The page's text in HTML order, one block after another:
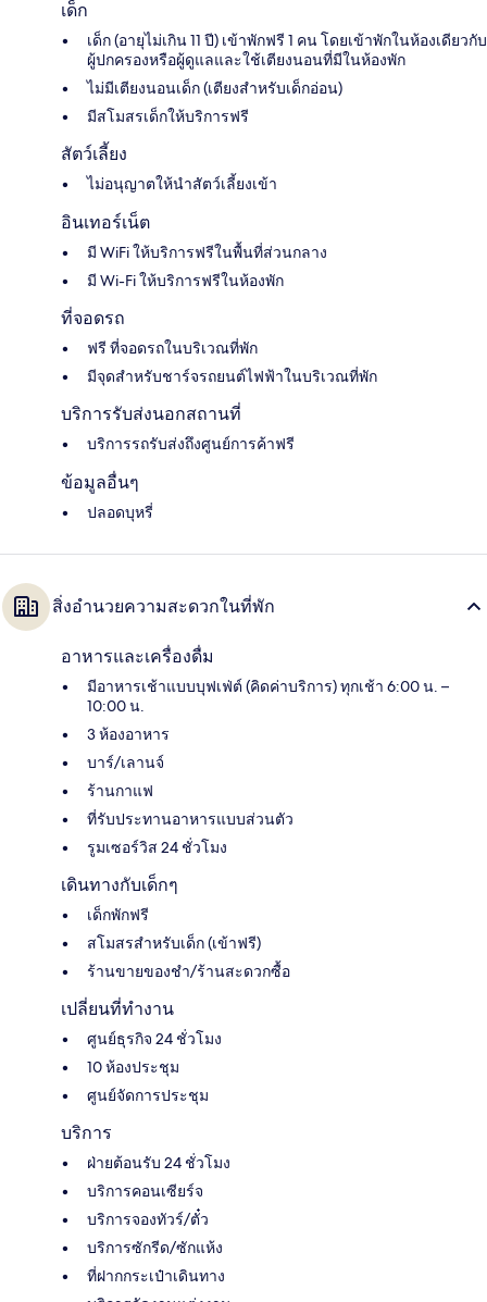
เด็ก
เด็ก (อายุไม่เกิน 11 ปี) เข้าพักฟรี 1 คน โดยเข้าพักในห้องเดียวกับ
ผู้ปกครองหรือผู้ดูแลและใช้เตียงนอนที่มีในห้องพัก
ไม่มีเตียงนอนเด็ก (เตียงสำหรับเด็กอ่อน)
มีสโมสรเด็กให้บริการฟรี
สัตว์เลี้ยง
ไม่อนุญาตให้นำสัตว์เลี้ยงเข้า
อินเทอร์เน็ต
มี WiFi ให้บริการฟรีในพื้นที่ส่วนกลาง
มี Wi-Fi ให้บริการฟรีในห้องพัก
ที่จอดรถ
ฟรี ที่จอดรถในบริเวณที่พัก
มีจุดสำหรับชาร์จรถยนต์ไฟฟ้าในบริเวณที่พัก
บริการรับส่งนอกสถานที่
บริการรถรับส่งถึงศูนย์การค้าฟรี
ข้อมูลอื่นๆ
ปลอดบุหรี่
สิ่งอำนวยความสะดวกในที่พัก
อาหารและเครื่องดื่ม
มีอาหารเช้าแบบบุฟเฟ่ต์ (คิดค่าบริการ) ทุกเช้า 6:00 น. –
10:00 น.
3 ห้องอาหาร
บาร์/เลานจ์
ร้านกาแฟ
ที่รับประทานอาหารแบบส่วนตัว
รูมเซอร์วิส 24 ชั่วโมง
เดินทางกับเด็กๆ
เด็กพักฟรี
สโมสรสำหรับเด็ก (เข้าฟรี)
ร้านขายของชำ/ร้านสะดวกซื้อ
เปลี่ยนที่ทำงาน
ศูนย์ธุรกิจ 24 ชั่วโมง
10 ห้องประชุม
ศูนย์จัดการประชุม
บริการ
ฝ่ายต้อนรับ 24 ชั่วโมง
บริการคอนเซียร์จ
บริการจองทัวร์/ตั๋ว
บริการซักรีด/ซักแห้ง
ที่ฝากกระเป๋าเดินทาง